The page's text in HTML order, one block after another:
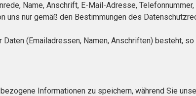
Name, Anschrift, E-Mail-Adresse, Telefonnummer,
uns nur gemäß den Bestimmungen des
(Emailadressen, Namen, Anschriften) besteht,
Informationen zu speichern, während Sie